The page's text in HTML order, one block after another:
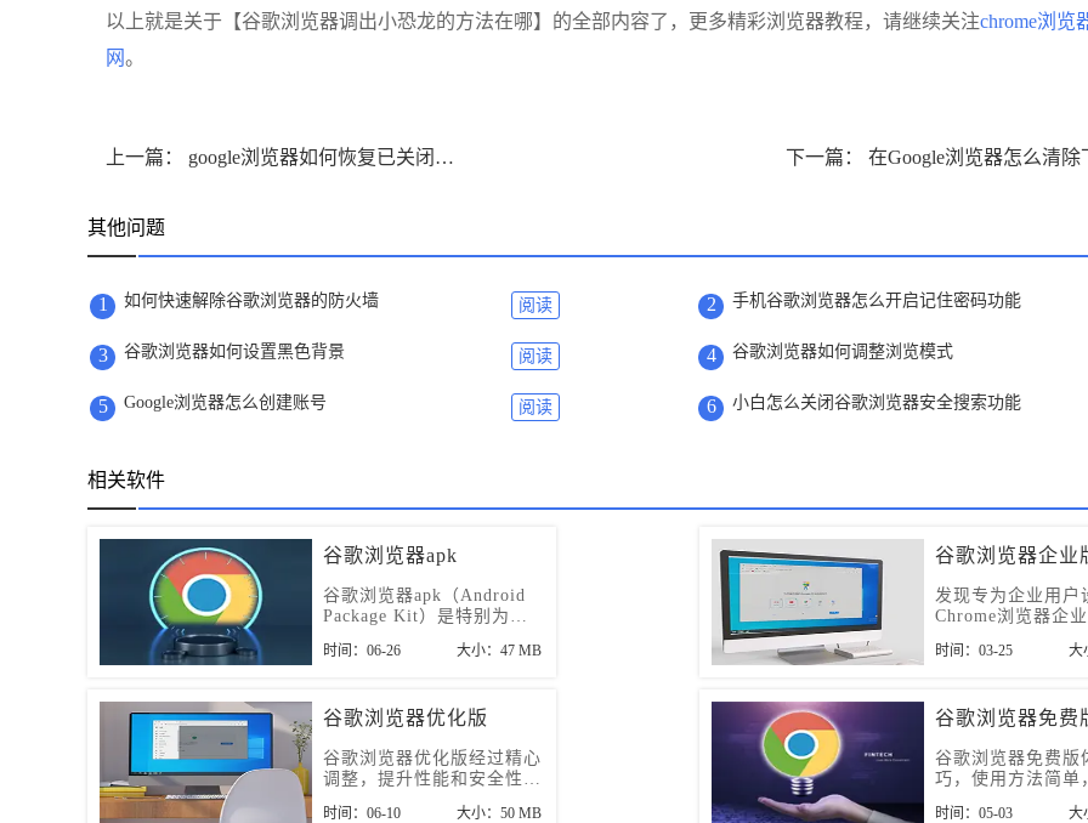
以上就是关于【谷歌浏览器调出小恐龙的方法在哪】的全部内容了，更多精彩浏览器教程，请继续关注chrome浏览
网。
上一篇： google浏览器如何恢复已关闭的网页
其他问题
1 如何快速解除谷歌浏览器的防火墙 阅读 2 手机谷歌浏览器怎么开启记住密码功能
3 谷歌浏览器如何设置黑色背景 阅读 4 谷歌浏览器如何调整浏览模式
5 Google浏览器怎么创建账号 阅读 6 小白怎么关闭谷歌浏览器安全搜索功能
相关软件
谷歌浏览器apk
谷歌浏览器apk（Android
Package Kit）是特别为安
洁、高效的网络浏览工具。
时间：06-26 大小：47 MB
谷歌浏览器企业
发现专为企业用户
Chrome浏览器企
时间：03-25 大
谷歌浏览器优化版
谷歌浏览器优化版经过精心
调整，提升性能和安全性，
时间：06-10 大小：50 MB
谷歌浏览器免费
谷歌浏览器免费版
巧，使用方法简单
时间：05-03 大